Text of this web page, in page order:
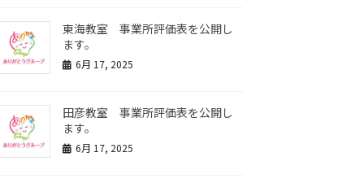
東海教室 事業所評価表を公開し
ます。
6月 17, 2025
田彦教室 事業所評価表を公開し
ます。
6月 17, 2025